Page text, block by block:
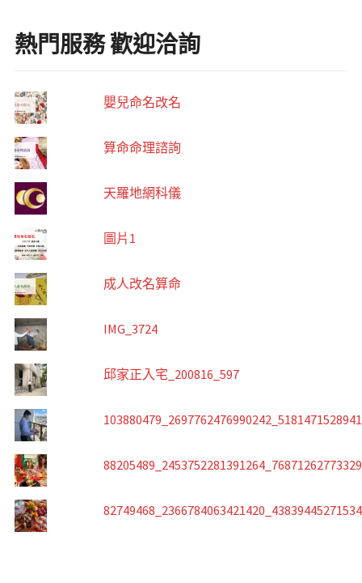
熱門服務 歡迎洽詢
嬰兒命名改名
算命命理諮詢
天羅地網科儀
圖片1
成人改名算命
IMG_3724
邱家正入宅_200816_597